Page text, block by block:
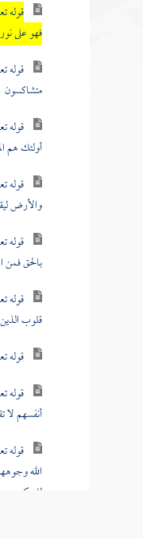
قوله
فهو على
قوله
متشاكسون
قوله
أولئك هم
قوله
والأرض
قوله
بالحق فمن
قوله
قلوب
قوله
قوله
أنفسهم لا
قوله
الله
للمتكبرين